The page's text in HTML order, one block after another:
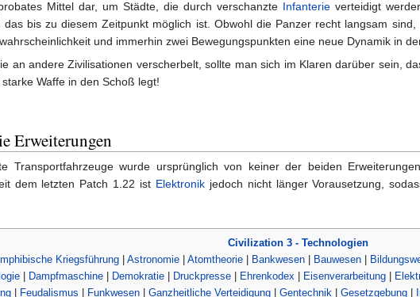
Mittel dar, um Städte, die durch verschanzte Infanterie verteidigt
bis zu diesem Zeitpunkt möglich ist. Obwohl die Panzer recht langsam sind,
und immerhin zwei Bewegungspunkten eine neue Dynamik in
an andere Zivilisationen verscherbelt, sollte man sich im Klaren darüber sein,
Waffe in den Schoß legt!
Erweiterungen
Transportfahrzeuge wurde ursprünglich von keiner der beiden
dem letzten Patch 1.22 ist Elektronikjedoch nicht länger Vorausetzung,
Civilization 3 - Technologien
Kriegsführung Astronomie Atomtheorie Bankwesen Bauwesen
Dampfmaschine Demokratie Druckpresse Ehrenkodex Eisenverarbeitung
| Feudalismus Funkwesen| Ganzheitliche Verteidigung| Gentechnik Gesetzgebung|